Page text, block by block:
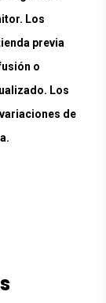
Los
previa
o
Los
de